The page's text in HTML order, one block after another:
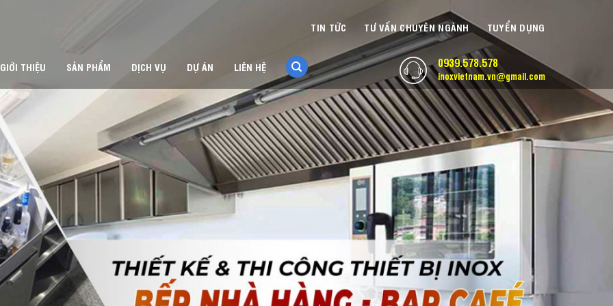
GIỚI THIỆU SẢN PHẨM DỊCH VỤ DỰ ÁN LIÊN HỆ 0939.578.578
inoxvietnam.vn@gmail.com
TIN TỨC TƯ VẤN CHUYÊN NGÀNH TUYỂN DỤNG